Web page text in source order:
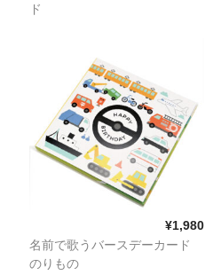
ド
¥1,980
名前で歌うバースデーカード
のりもの